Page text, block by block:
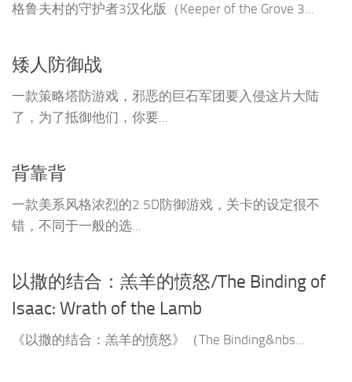
格鲁夫村的守护者3汉化版（Keeper of the Grove 3...
矮人防御战
一款策略塔防游戏，邪恶的巨石军团要入侵这片大陆
了，为了抵御他们，你要...
背靠背
一款美系风格浓烈的2.5D防御游戏，关卡的设定很不
错，不同于一般的选...
以撒的结合：羔羊的愤怒/The Binding of
Isaac: Wrath of the Lamb
《以撒的结合：羔羊的愤怒》（The Binding&nbs...